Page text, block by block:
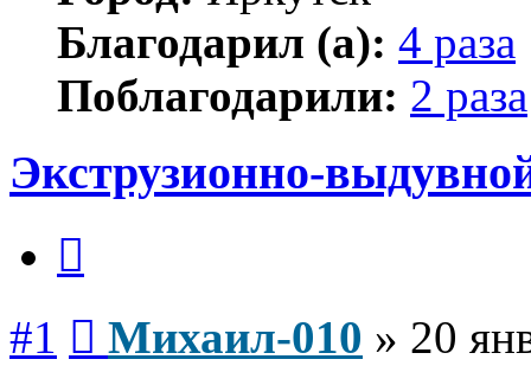
Благодарил (а): 4 раза
Поблагодарили: 2 раза
Экструзионно-
#1 Михаил-010 » 20